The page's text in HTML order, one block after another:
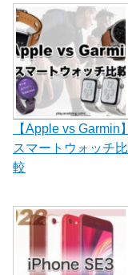
【Apple vs Garmin】
スマートウォッチ比
較